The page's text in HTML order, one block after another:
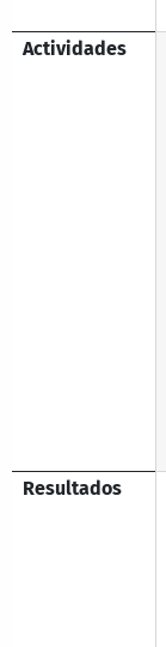
Actividades
Resultados